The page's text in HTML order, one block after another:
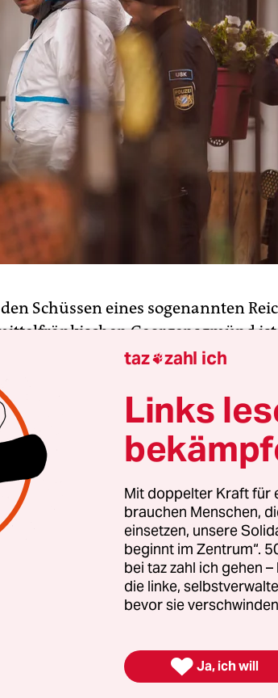
Schüssen eines sogenannten
Georgensgmünd
„Er ist jetzt tatsächlich
Polizeipräsidiums Mittelfrankens
Mittelfranken bedauert
verletzte Beamte der
in den frühen Morgenstunden in
Schussverletzungen verstorben
Mittwochabend hatte die Polizei
fälschlicherweise vermeldet.
taz zahl ich
Links
Mit doppelter Kraft für
brauchen Menschen,
einsetzen, unsere
beginnt im Zentrum“.
bei taz zahl ich gehen
die linke,
bevor sie
 Ja, ich will